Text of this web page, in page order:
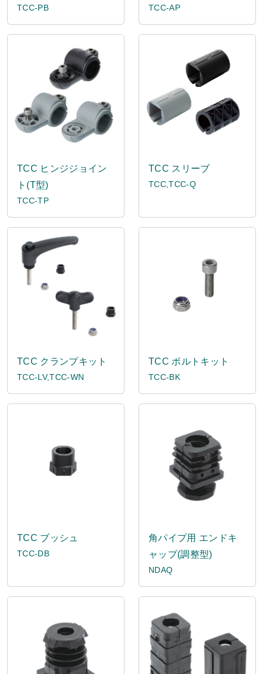
TCC-PB TCC-AP
TCC ヒンジジョイン
ト(T型)
TCC-TP
TCC スリーブ
TCC,TCC-Q
TCC クランプキット
TCC-LV,TCC-WN
TCC ボルトキット
TCC-BK
TCC ブッシュ
TCC-DB
角パイプ用 エンドキ
ャップ(調整型)
NDAQ